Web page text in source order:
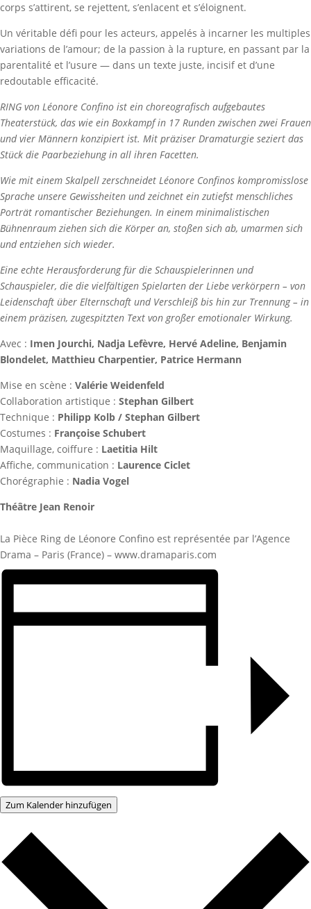
corps s’attirent, se rejettent, s’enlacent et s’éloignent.
Un véritable défi pour les acteurs, appelés à incarner les multiples
variations de l’amour; de la passion à la rupture, en passant par la
parentalité et l’usure — dans un texte juste, incisif et d’une
redoutable efficacité.
RING von Léonore Confino ist ein choreografisch aufgebautes
Theaterstück, das wie ein Boxkampf in 17 Runden zwischen zwei Frauen
und vier Männern konzipiert ist. Mit präziser Dramaturgie seziert das
Stück die Paarbeziehung in all ihren Facetten.
Wie mit einem Skalpell zerschneidet Léonore Confinos kompromisslose
Sprache unsere Gewissheiten und zeichnet ein zutiefst menschliches
Porträt romantischer Beziehungen. In einem minimalistischen
Bühnenraum ziehen sich die Körper an, stoßen sich ab, umarmen sich
und entziehen sich wieder.
Eine echte Herausforderung für die Schauspielerinnen und
Schauspieler, die die vielfältigen Spielarten der Liebe verkörpern – von
Leidenschaft über Elternschaft und Verschleiß bis hin zur Trennung – in
einem präzisen, zugespitzten Text von großer emotionaler Wirkung.
Avec : Imen Jourchi, Nadja Lefèvre, Hervé Adeline, Benjamin
Blondelet, Matthieu Charpentier, Patrice Hermann
Mise en scène : Valérie Weidenfeld
Collaboration artistique : Stephan Gilbert
Technique : Philipp Kolb / Stephan Gilbert
Costumes : Françoise Schubert
Maquillage, coiffure : Laetitia Hilt
Affiche, communication : Laurence Ciclet
Chorégraphie : Nadia Vogel
Théâtre Jean Renoir
La Pièce Ring de Léonore Confino est représentée par l’Agence
Drama – Paris (France) – www.dramaparis.com
Zum Kalender hinzufügen